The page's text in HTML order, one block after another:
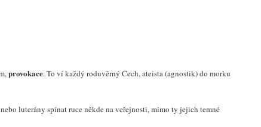
provokace. To ví každý roduvěrný Čech, ateista (agnostik) do morku
luterány spínat ruce někde na veřejnosti, mimo ty jejich temné